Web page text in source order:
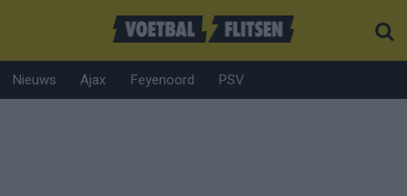
Nieuws Ajax Feyenoord PSV